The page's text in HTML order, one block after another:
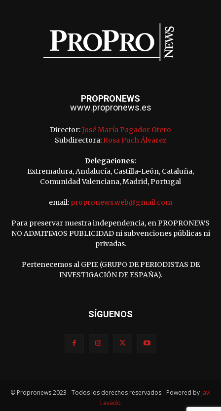
PROPRONEWS
www.propronews.es
Director:José María Pagador Otero
Subdirectora: Rosa Puch Álvarez
Delegaciones:
Extremadura, Andalucía, Castilla-León, Cataluña,
Comunidad Valenciana, Madrid, Portugal
email: propronews.web@gmail.com
Para preservar nuestra independencia, en PROPRONEWS
NO ADMITIMOS PUBLICIDAD ni subvenciones públicas ni
privadas.
Pertenecemos al GPIE (GRUPO DE PERIODISTAS DE
INVESTIGACIÓN DE ESPAÑA).
SÍGUENOS
© Propronews 2023 - Todos los derechos reservados - Powered by Javi
Lavado